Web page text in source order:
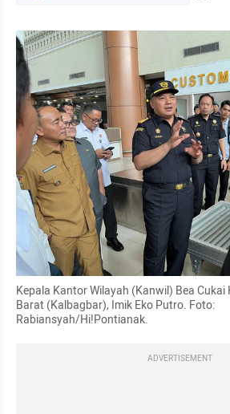
Kepala Kantor Wilayah (Kanwil) Bea
Barat (Kalbagbar), Imik Eko Putro. Foto:
Rabiansyah/Hi!Pontianak.
ADVERTISEMENT